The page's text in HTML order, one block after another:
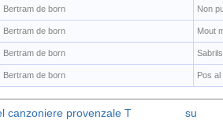
Bertram de born Non
Bertram de born Mout
Bertram de born
Bertram de born Pos
canzoniere provenzale T su